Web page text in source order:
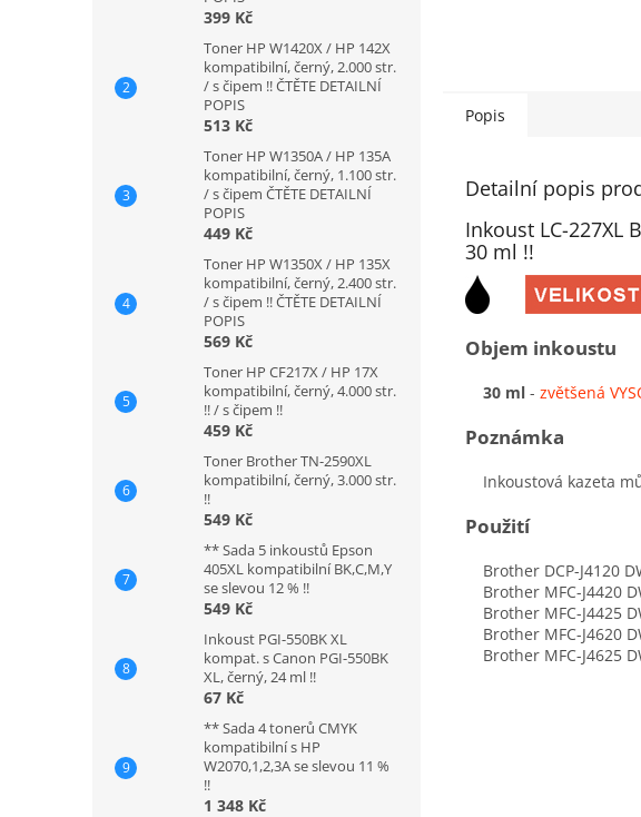
399 Kč
Toner HP W1420X / HP 142X
kompatibilní, černý, 2.000 str.
/ s čipem !! ČTĚTE DETAILNÍ
POPIS
513 Kč
Toner HP W1350A / HP 135A
kompatibilní, černý, 1.100 str.
/ s čipem ČTĚTE DETAILNÍ
POPIS
449 Kč
Toner HP W1350X / HP 135X
kompatibilní, černý, 2.400 str.
/ s čipem !! ČTĚTE DETAILNÍ
POPIS
569 Kč
Toner HP CF217X / HP 17X
kompatibilní, černý, 4.000 str.
!! / s čipem !!
459 Kč
Toner Brother TN-2590XL
kompatibilní, černý, 3.000 str.
!!
549 Kč
** Sada 5 inkoustů Epson
405XL kompatibilní BK,C,M,Y
se slevou 12 % !!
549 Kč
Inkoust PGI-550BK XL
kompat. s Canon PGI-550BK
XL, černý, 24 ml !!
67 Kč
** Sada 4 tonerů CMYK
kompatibilní s HP
W2070,1,2,3A se slevou 11 %
!!
1 348 Kč
Popis
Detailní popis
Inkoust LC-227XL
30 ml !!
Objem inkoustu
30 ml - zvětšená
Poznámka
Inkoustová kazeta
Použití
Brother DCP-J4120
Brother MFC-J4420
Brother MFC-J4425
Brother MFC-J4620
Brother MFC-J4625